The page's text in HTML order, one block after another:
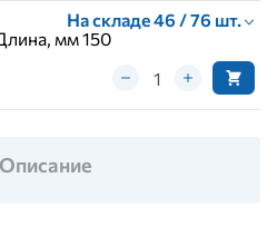
На складе 46 / 76 шт.
мм 150
Описание